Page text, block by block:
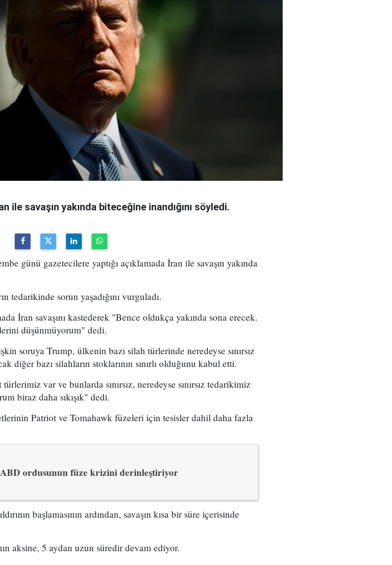
ile savaşın yakında biteceğine inandığını söyledi.
günü gazetecilere yaptığı açıklamada İran ile savaşın yakında
tedarikinde sorun yaşadığını vurguladı.
İran savaşını kastederek "Bence oldukça yakında sona erecek.
düşünmüyorum" dedi.
soruya Trump, ülkenin bazı silah türlerinde neredeyse sınırsız
diğer bazı silahların stoklarının sınırlı olduğunu kabul etti.
var ve bunlarda sınırsız, neredeyse sınırsız tedarikimiz
biraz daha sıkışık" dedi.
Patriot ve Tomahawk füzeleri için tesisler dahil daha fazla
ABD ordusunun füze krizini derinleştiriyor
başlamasının ardından, savaşın kısa bir süre içerisinde
aksine, 5 aydan uzun süredir devam ediyor.